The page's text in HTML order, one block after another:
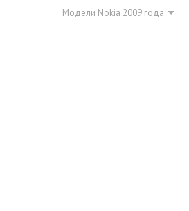
Модели Nokia 2009 года